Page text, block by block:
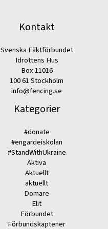
Kontakt
Svenska Fäktförbundet
Idrottens Hus
Box 11016
100 61 Stockholm
info@fencing.se
Kategorier
#donate
#engardeiskolan
#StandWithUkraine
Aktiva
Aktuellt
aktuellt
Domare
Elit
Förbundet
Förbundskaptener